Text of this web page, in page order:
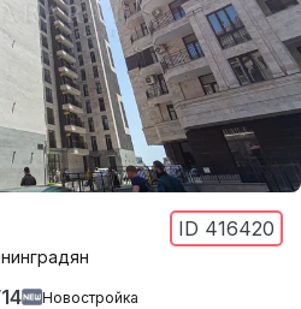
ID 416420
14 Новостройка